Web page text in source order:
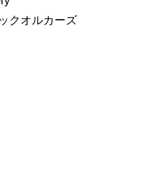
クオルカーズ